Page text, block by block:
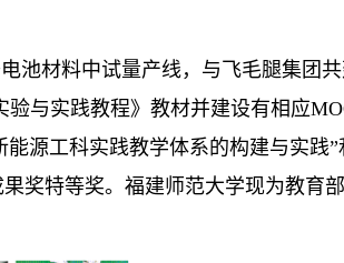
池材料中试量产线，与飞毛腿集团
与实践教程》教材并建设有相应
能源工科实践教学体系的构建与实践”
奖特等奖。福建师范大学现为教育